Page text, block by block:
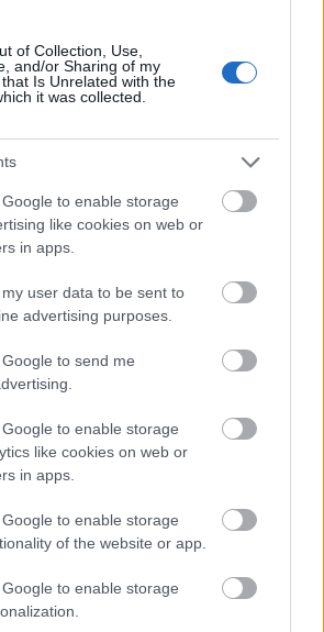
of Collection, Use,
and/or Sharing of my
Is Unrelated with the
it was collected.
to enable storage
like cookies on web or
in apps.
user data to be sent to
advertising purposes.
to send me
to enable storage
like cookies on web or
in apps.
to enable storage
of the website or app.
to enable storage
către o relație